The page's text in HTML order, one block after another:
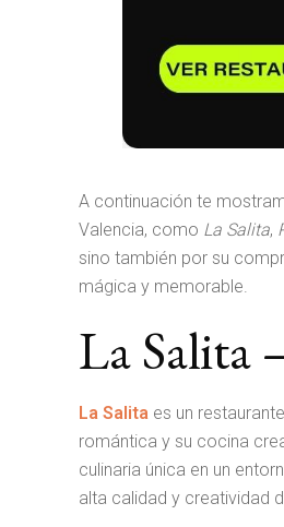
A continuación te
Valencia, como La Salita,
sino también por su
mágica y memorable.
La Salita
La Salita es un
romántica y su cocina
culinaria única en un
alta calidad y creatividad